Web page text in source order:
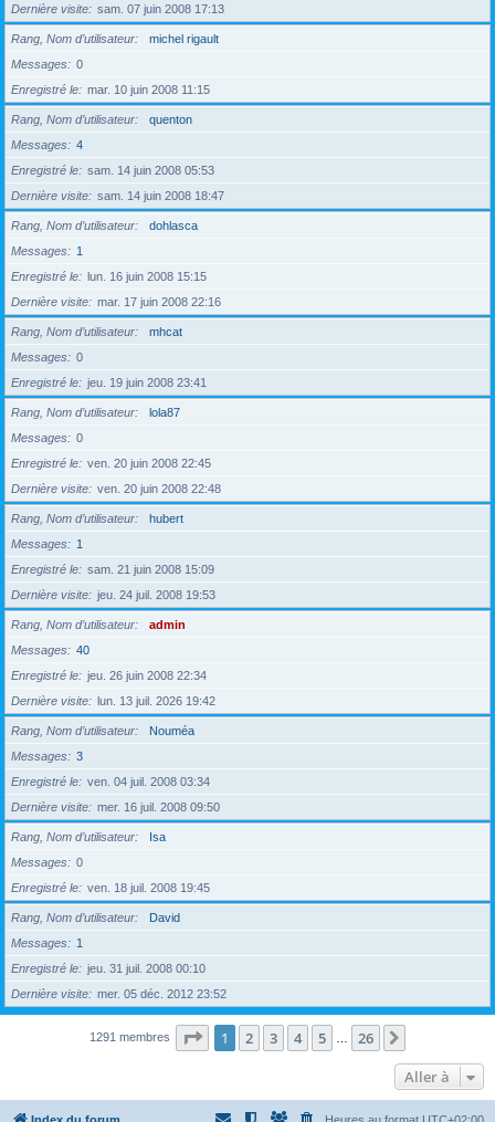
Dernière visite
sam. 07 juin 2008 17:13
Rang, Nom d’utilisateur
michel rigault
Messages
0
Enregistré le
mar. 10 juin 2008 11:15
Rang, Nom d’utilisateur
quenton
Messages
4
Enregistré le
sam. 14 juin 2008 05:53
Dernière visite
sam. 14 juin 2008 18:47
Rang, Nom d’utilisateur
dohlasca
Messages
1
Enregistré le
lun. 16 juin 2008 15:15
Dernière visite
mar. 17 juin 2008 22:16
Rang, Nom d’utilisateur
mhcat
Messages
0
Enregistré le
jeu. 19 juin 2008 23:41
Rang, Nom d’utilisateur
lola87
Messages
0
Enregistré le
ven. 20 juin 2008 22:45
Dernière visite
ven. 20 juin 2008 22:48
Rang, Nom d’utilisateur
hubert
Messages
1
Enregistré le
sam. 21 juin 2008 15:09
Dernière visite
jeu. 24 juil. 2008 19:53
Rang, Nom d’utilisateur
admin
Messages
40
Enregistré le
jeu. 26 juin 2008 22:34
Dernière visite
lun. 13 juil. 2026 19:42
Rang, Nom d’utilisateur
Nouméa
Messages
3
Enregistré le
ven. 04 juil. 2008 03:34
Dernière visite
mer. 16 juil. 2008 09:50
Rang, Nom d’utilisateur
Isa
Messages
0
Enregistré le
ven. 18 juil. 2008 19:45
Rang, Nom d’utilisateur
David
Messages
1
Enregistré le
jeu. 31 juil. 2008 00:10
Dernière visite
mer. 05 déc. 2012 23:52
1291 membres Page 1sur26
1 2 3 4 5 26
Aller à